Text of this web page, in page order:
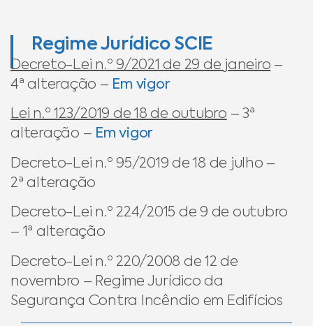
Regime Jurídico SCIE
​​Decreto-Lei n.º 9/2021 de 29 de janeiro –
4ª alteração​ – Em vigor
Lei n.º 123/2019 de 18 de outubro – 3ª
alteração – Em vigor
Decreto-Lei n.º 95/2019 de 18 de julho –
2ª alteração
Decreto-Lei n.º 224/2015 de 9 de outubro
– 1ª alteração
Decreto-Lei n.º 220/2008 de 12 de
novembro – Regime Jurídico da
Segurança Contra Incêndio em Edifícios